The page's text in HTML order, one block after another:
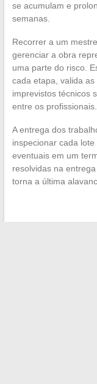
se acumulam e
semanas.
Recorrer a um
gerenciar a obra
uma parte do risco.
cada etapa, valida
imprevistos técnicos
entre os profissionais.
A entrega dos
inspecionar cada
eventuais em um
resolvidas na
torna a última